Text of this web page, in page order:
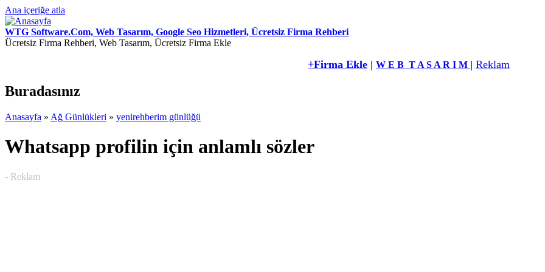
Ana içeriğe atla
WTG Software.Com, Web Tasarım, Google Seo Hizmetleri, Ücretsiz Firma Rehberi
Ücretsiz Firma Rehberi, Web Tasarım, Ücretsiz Firma Ekle
+Firma Ekle | W E B T A S A R I M | Reklam
Buradasınız
Anasayfa » Ağ Günlükleri » yenirehberim günlüğü
Whatsapp profilin için anlamlı sözler
- Reklam